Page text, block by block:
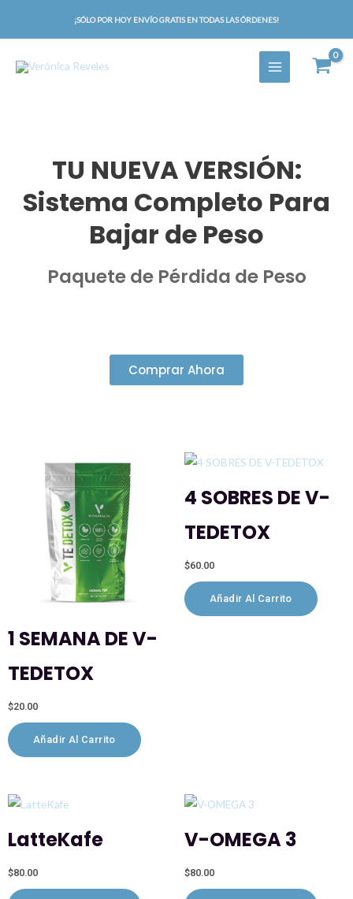
¡SÓLO POR HOY ENVÍO GRATIS EN TODAS LAS ÓRDENES!
TU NUEVA VERSIÓN:
Sistema Completo Para
Bajar de Peso
Paquete de Pérdida de Peso
Comprar Ahora
1 SEMANA DE V-
TEDETOX
$20.00
Añadir Al Carrito
4 SOBRES DE V-
TEDETOX
$60.00
Añadir Al Carrito
LatteKafe
$80.00
V-OMEGA 3
$80.00